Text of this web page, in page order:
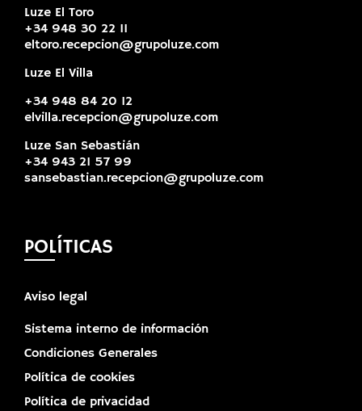
Luze El Toro
+34 948 30 22 11
eltoro.recepcion@grupoluze.com
Luze El Villa
+34 948 84 20 12
elvilla.recepcion@grupoluze.com
Luze San Sebastián
+34 943 21 57 99
sansebastian.recepcion@grupoluze.com
POLÍTICAS
Aviso legal
Sistema interno de información
Condiciones Generales
Política de cookies
Política de privacidad